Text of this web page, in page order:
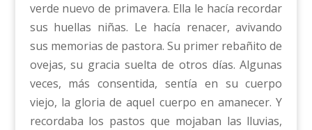
verde nuevo de primavera. Ella le hacía recordar
sus huellas niñas. Le hacía renacer, avivando
sus memorias de pastora. Su primer rebañito de
ovejas, su gracia suelta de otros días. Algunas
veces, más consentida, sentía en su cuerpo
viejo, la gloria de aquel cuerpo en amanecer. Y
recordaba los pastos que mojaban las lluvias,